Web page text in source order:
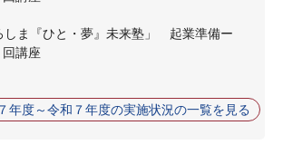
しま『ひと・夢』未来塾」 起業準備ー
講座
年度～令和７年度の実施状況の一覧を見る